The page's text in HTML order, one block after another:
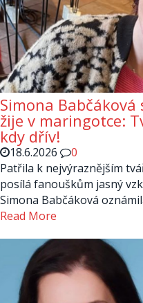
Simona
žije v maringotce:
kdy dřív!
18.6.2026
0
Patřila k nejvýraznějším
posílá fanouškům jasný
Simona Babčáková
Read More